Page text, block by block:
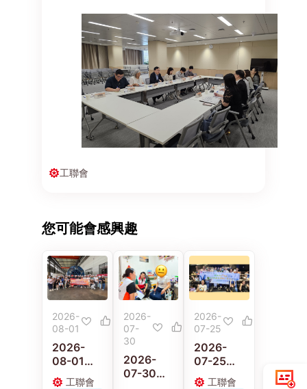
工聯會
您可能會感興趣
2026-
08-01
2026-
08-01
工聯青年
工聯會
2026-
07-
30
2026-
07-30
2026-
07-25
2026-
07-25
工聯會婦
工聯會